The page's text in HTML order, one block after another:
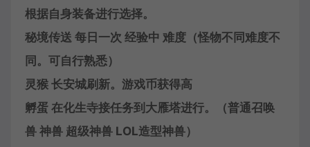
根据自身装备进行选择。
秘境传送 每日一次 经验中 难度（怪物不同难度不
同。可自行熟悉）
灵猴 长安城刷新。游戏币获得高
孵蛋 在化生寺接任务到大雁塔进行。（普通召唤
兽 神兽 超级神兽 LOL造型神兽）